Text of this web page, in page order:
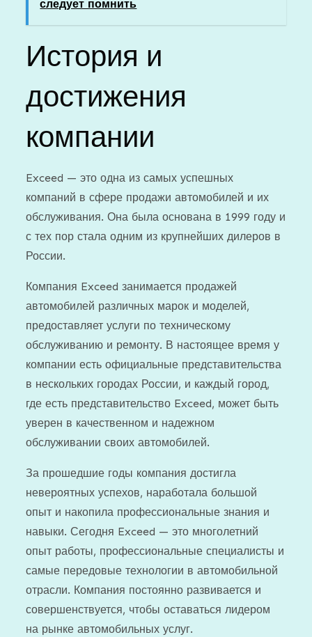
следует помнить
История и
достижения
компании
Exceed — это одна из самых успешных
компаний в сфере продажи автомобилей и их
обслуживания. Она была основана в 1999 году и
с тех пор стала одним из крупнейших дилеров в
России.
Компания Exceed занимается продажей
автомобилей различных марок и моделей,
предоставляет услуги по техническому
обслуживанию и ремонту. В настоящее время у
компании есть официальные представительства
в нескольких городах России, и каждый город,
где есть представительство Exceed, может быть
уверен в качественном и надежном
обслуживании своих автомобилей.
За прошедшие годы компания достигла
невероятных успехов, наработала большой
опыт и накопила профессиональные знания и
навыки. Сегодня Exceed — это многолетний
опыт работы, профессиональные специалисты и
самые передовые технологии в автомобильной
отрасли. Компания постоянно развивается и
совершенствуется, чтобы оставаться лидером
на рынке автомобильных услуг.